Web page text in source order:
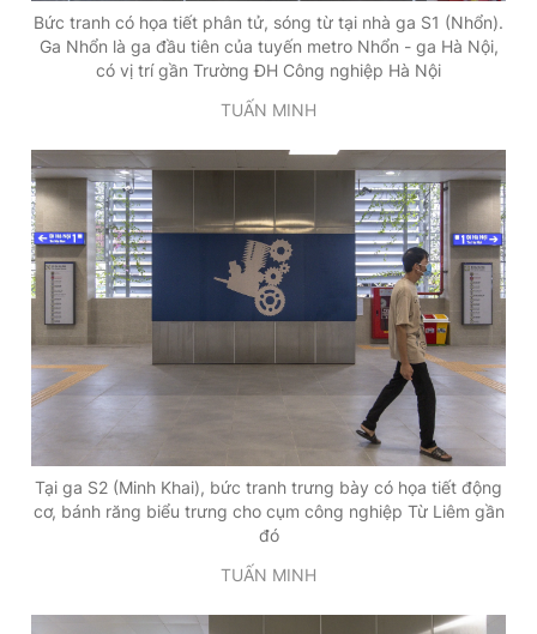
Bức tranh có họa tiết phân tử, sóng từ tại nhà ga S1 (Nhổn).
Ga Nhổn là ga đầu tiên của tuyến metro Nhổn - ga Hà Nội,
có vị trí gần Trường ĐH Công nghiệp Hà Nội
TUẤN MINH
Tại ga S2 (Minh Khai), bức tranh trưng bày có họa tiết động
cơ, bánh răng biểu trưng cho cụm công nghiệp Từ Liêm gần
đó
TUẤN MINH